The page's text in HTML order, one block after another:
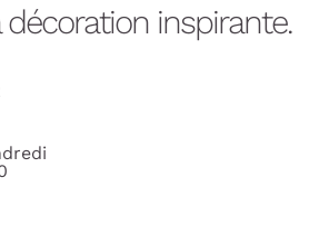
décoration inspirante.